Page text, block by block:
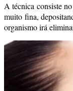
A técnica consiste
muito fina,
organismo irá